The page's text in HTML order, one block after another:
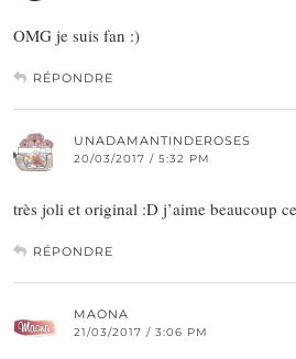
OMG je suis fan :)
RÉPONDRE
UNADAMANTINDEROSES
20/03/2017 / 5:32 PM
très joli et original :D j’aime beaucoup
RÉPONDRE
MAONA
21/03/2017 / 3:06 PM